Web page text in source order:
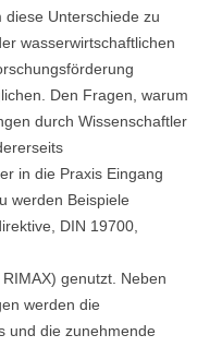
Unterschiede zu
wasserwirtschaftlichen
Den Fragen, warum
durch Wissenschaftler
in die Praxis Eingang
werden Beispiele
DIN 19700,
genutzt. Neben
werden die
und die zunehmende